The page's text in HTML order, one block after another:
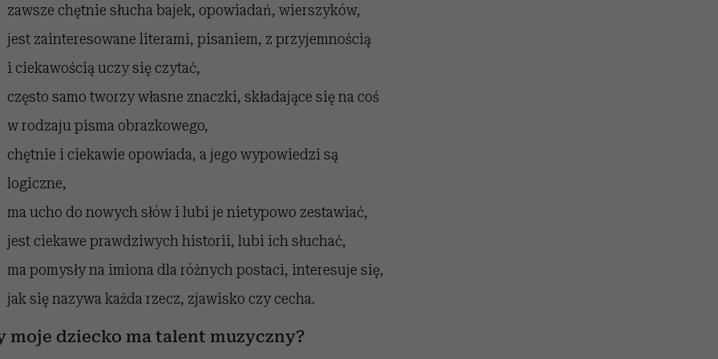
zawsze chętnie słucha bajek, opowiadań, wierszyków,
jest zainteresowane literami, pisaniem, z przyjemnością
i ciekawością uczy się czytać,
często samo tworzy własne znaczki, składające się na coś
w rodzaju pisma obrazkowego,
chętnie i ciekawie opowiada, a jego wypowiedzi są
logiczne,
ma ucho do nowych słów i lubi je nietypowo zestawiać,
jest ciekawe prawdziwych historii, lubi ich słuchać,
ma pomysły na imiona dla różnych postaci, interesuje się,
jak się nazywa każda rzecz, zjawisko czy cecha.
moje dziecko ma talent muzyczny?